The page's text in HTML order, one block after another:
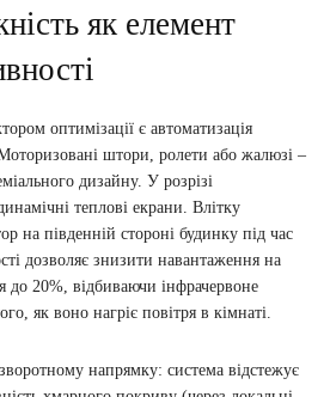
як елемент
оптимізації є автоматизація
штори, ролети або жалюзі –
дизайну. У розрізі
теплові екрани. Влітку
на південній стороні будинку під час
дозволяє знизити навантаження на
до 20%, відбиваючи інфрачервоне
як воно нагріє повітря в кімнаті.
напрямку: система відстежує